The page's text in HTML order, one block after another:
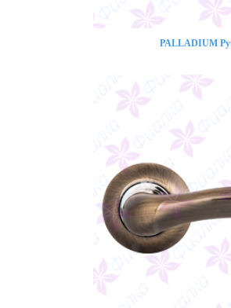
PALLADIUM